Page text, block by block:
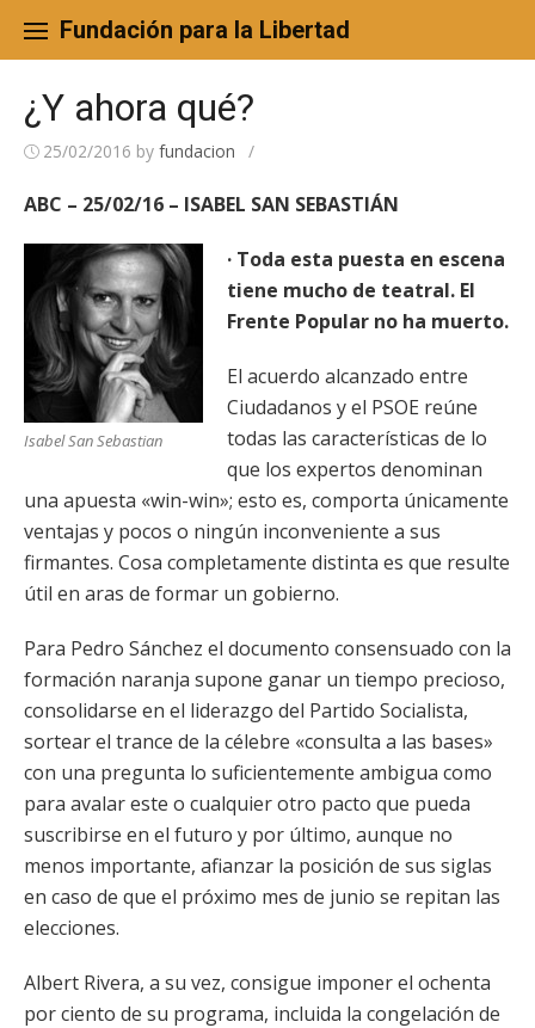
content
Fundación para la Libertad
¿Y ahora qué?
25/02/2016 by fundacion /
ABC – 25/02/16 – ISABEL SAN SEBASTIÁN
Isabel San Sebastian
· Toda esta puesta en escena
tiene mucho de teatral. El
Frente Popular no ha muerto.
El acuerdo alcanzado entre
Ciudadanos y el PSOE reúne
todas las características de lo
que los expertos denominan
una apuesta «win-win»; esto es, comporta únicamente
ventajas y pocos o ningún inconveniente a sus
firmantes. Cosa completamente distinta es que resulte
útil en aras de formar un gobierno.
Para Pedro Sánchez el documento consensuado con la
formación naranja supone ganar un tiempo precioso,
consolidarse en el liderazgo del Partido Socialista,
sortear el trance de la célebre «consulta a las bases»
con una pregunta lo suficientemente ambigua como
para avalar este o cualquier otro pacto que pueda
suscribirse en el futuro y por último, aunque no
menos importante, afianzar la posición de sus siglas
en caso de que el próximo mes de junio se repitan las
elecciones.
Albert Rivera, a su vez, consigue imponer el ochenta
por ciento de su programa, incluida la congelación de